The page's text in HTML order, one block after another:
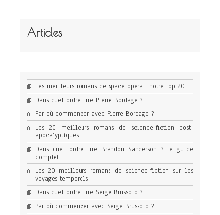
Articles
Les meilleurs romans de space opera : notre Top 20
Dans quel ordre lire Pierre Bordage ?
Par où commencer avec Pierre Bordage ?
Les 20 meilleurs romans de science-fiction post-
apocalyptiques
Dans quel ordre lire Brandon Sanderson ? Le guide
complet
Les 20 meilleurs romans de science-fiction sur les
voyages temporels
Dans quel ordre lire Serge Brussolo ?
Par où commencer avec Serge Brussolo ?